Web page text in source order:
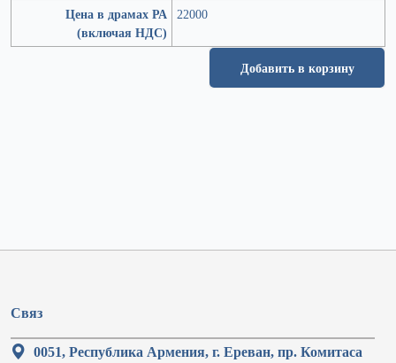
Цена в драмах РА
(включая НДС)
22000
Добавить в корзину
Связ
0051, Республика Армения, г. Ереван, пр. Комитаса